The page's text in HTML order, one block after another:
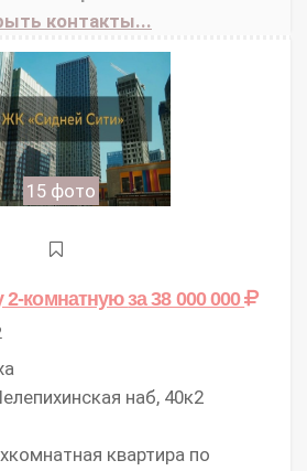
контакты...
15 фото
2-комнатнуюза 38 000 000
наб, 40к2
квартира по